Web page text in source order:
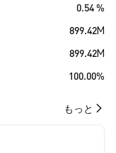
0.54 %
899.42M
899.42M
100.00%
もっと